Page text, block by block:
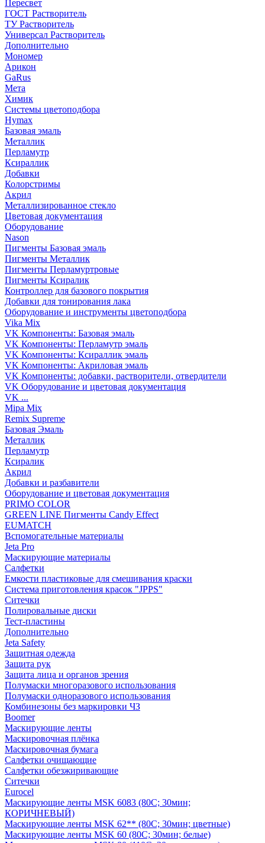
Пересвет
ГОСТ Растворитель
ТУ Растворитель
Универсал Растворитель
Дополнительно
Мономер
Арикон
GaRus
Мета
Химик
Системы цветоподбора
Hymax
Базовая эмаль
Металлик
Перламутр
Ксираллик
Добавки
Колорстримы
Акрил
Металлизированное стекло
Цветовая документация
Оборудование
Nason
Пигменты Базовая эмаль
Пигменты Металлик
Пигменты Перламуртровые
Пигменты Ксиралик
Контроллер для базового покрытия
Добавки для тонирования лака
Оборудование и инструменты цветоподбора
Vika Mix
VK Компоненты: Базовая эмаль
VK Компоненты: Перламутр эмаль
VK Компоненты: Ксираллик эмаль
VK Компоненты: Акриловая эмаль
VK Компоненты: добавки, растворители, отвердители
VK Оборудование и цветовая документация
VK ...
Mipa Mix
Remix Supreme
Базовая Эмаль
Металлик
Перламутр
Ксиралик
Акрил
Добавки и разбавители
Оборудование и цветовая документация
PRIMO COLOR
GREEN LINE Пигменты Candy Effect
EUMATCH
Вспомогательные материалы
Jeta Pro
Маскирующие материалы
Салфетки
Емкости пластиковые для смешивания краски
Система приготовления красок "JPPS"
Ситечки
Полировальные диски
Тест-пластины
Дополнительно
Jeta Safety
Защитная одежда
Защита рук
Защита лица и органов зрения
Полумаски многоразового использования
Полумаски одноразового использования
Комбинезоны без маркировки ЧЗ
Boomer
Маскирующие ленты
Маскировочная плёнка
Маскировочная бумага
Салфетки очищающие
Салфетки обезжиривающие
Ситечки
Euroсel
Маскирующие ленты MSK 6083 (80С; 30мин;
КОРИЧНЕВЫЙ)
Маскирующие ленты MSK 62** (80С; 30мин; цветные)
Маскирующие ленты MSK 60 (80С; 30мин; белые)